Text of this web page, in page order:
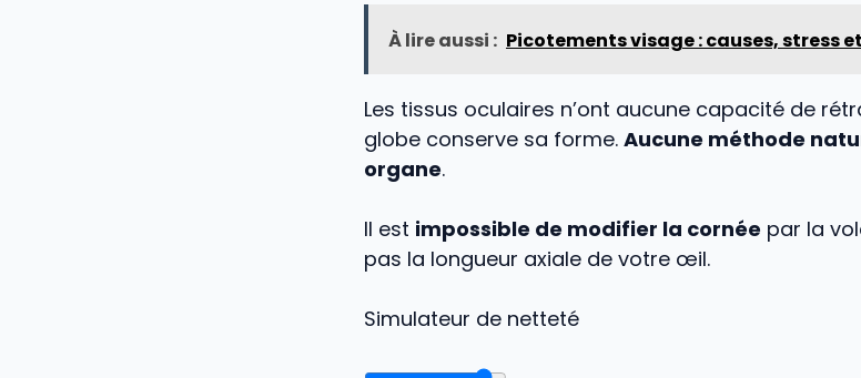
À lire aussi : Picotements visage : causes, stress
Les tissus oculaires n’ont aucune capacité de
globe conserve sa forme. Aucune méthode
organe.
Il est impossible de modifier la cornée par la
pas la longueur axiale de votre œil.
Simulateur de netteté